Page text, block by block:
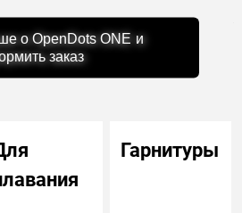
о OpenDots ONE и
заказ
Гарнитуры